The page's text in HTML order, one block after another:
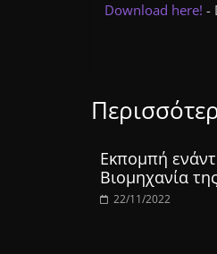
Download here! -
Εκπομπή
Βιομηχανία
22/11/2022